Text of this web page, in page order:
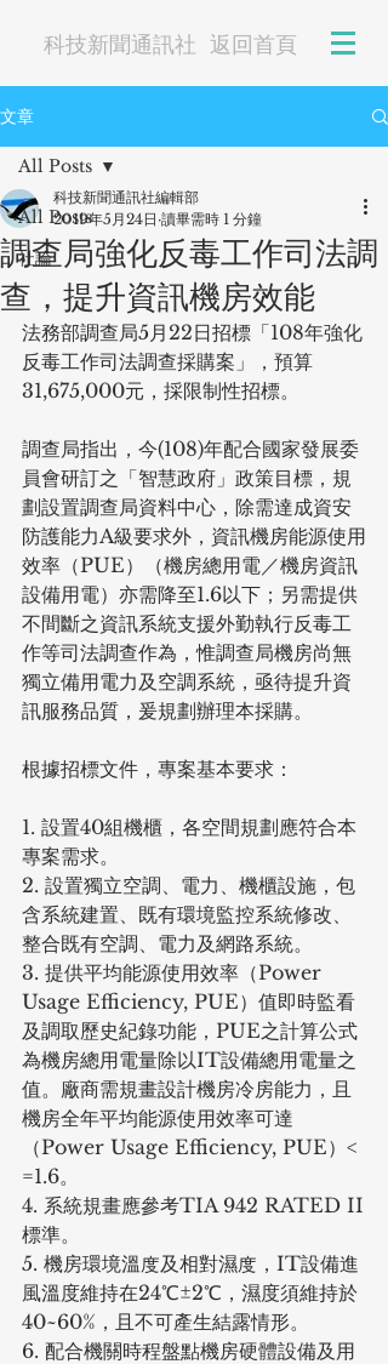
科技新聞通訊社 返回首頁
文章
All Posts
社論
All Posts
調查局強化反毒工作司法調
查，提升資訊機房效能
科技新聞通訊社編輯部
2019年5月24日 讀畢需時 1 分鐘
法務部調查局5月22日招標「108年強化
反毒工作司法調查採購案」，預算
31,675,000元，採限制性招標。
調查局指出，今(108)年配合國家發展委
員會研訂之「智慧政府」政策目標，規
劃設置調查局資料中心，除需達成資安
防護能力A級要求外，資訊機房能源使用
效率（PUE）（機房總用電／機房資訊
設備用電）亦需降至1.6以下；另需提供
不間斷之資訊系統支援外勤執行反毒工
作等司法調查作為，惟調查局機房尚無
獨立備用電力及空調系統，亟待提升資
訊服務品質，爰規劃辦理本採購。
根據招標文件，專案基本要求：
1. 設置40組機櫃，各空間規劃應符合本
專案需求。
2. 設置獨立空調、電力、機櫃設施，包
含系統建置、既有環境監控系統修改、
整合既有空調、電力及網路系統。
3. 提供平均能源使用效率（Power
Usage Efficiency, PUE）值即時監看
及調取歷史紀錄功能，PUE之計算公式
為機房總用電量除以IT設備總用電量之
值。廠商需規畫設計機房冷房能力，且
機房全年平均能源使用效率可達
（Power Usage Efficiency, PUE）<
=1.6。
4. 系統規畫應參考TIA 942 RATED II
標準。
5. 機房環境溫度及相對濕度，IT設備進
風溫度維持在24℃±2℃，濕度須維持於
40~60%，且不可產生結露情形。
6. 配合機關時程盤點機房硬體設備及用